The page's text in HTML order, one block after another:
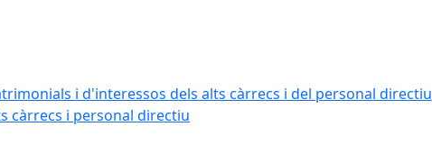
i d'interessos dels alts càrrecs i del personal directiu
càrrecs i personal directiu